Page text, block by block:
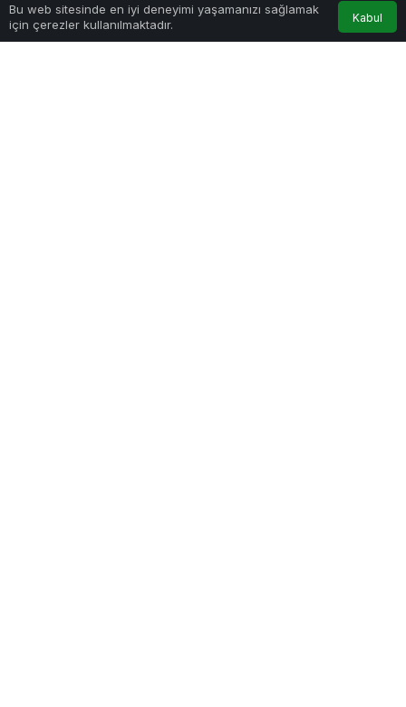
Bu web sitesinde en iyi deneyimi yaşamanızı sağlamak
için çerezler kullanılmaktadır.
Kabul
Anasayfa Akış Hesabım